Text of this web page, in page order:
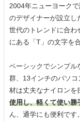
2004年ニューヨーク
のデザイナーが設立し
世代のトレンドに合わ
にある「T」の文字を
ベーシックでシンプル
群、13インチのパソ
材は丈夫なナイロンを
使用し、軽くて使い勝
ん、通学にも便利です。